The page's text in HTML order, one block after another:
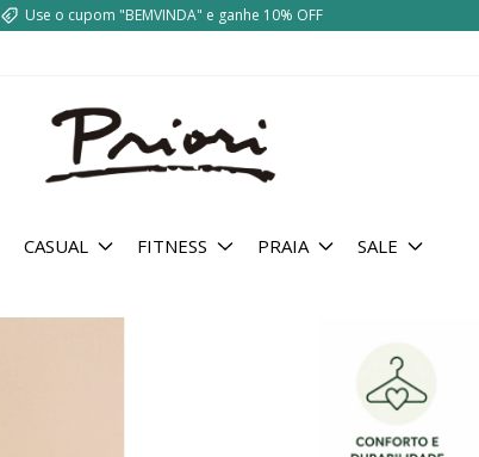
Use o cupom "BEMVINDA" e ganhe 10% OFF
CASUAL FITNESS PRAIA SALE